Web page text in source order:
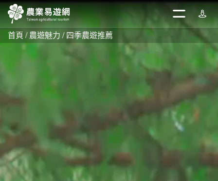
跳
主
要
開啟
週
首頁
農遊魅力 四季農遊推薦